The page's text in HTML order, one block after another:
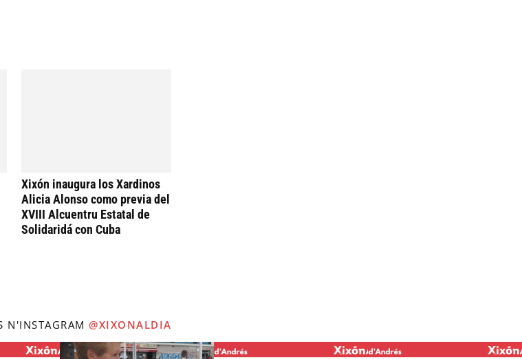
Xixón inaugura los Xardinos
Alicia Alonso como previa del
XVIII Alcuentru Estatal de
Solidaridá con Cuba
N'INSTAGRAM @XIXONALDIA